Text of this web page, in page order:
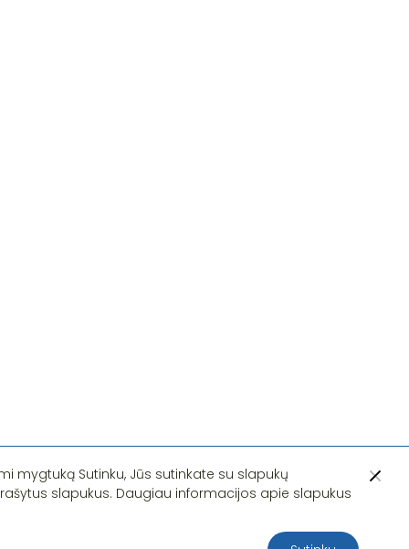
Sutinku, Jūs sutinkate su slapukų
slapukus. Daugiau informacijos apie slapukus